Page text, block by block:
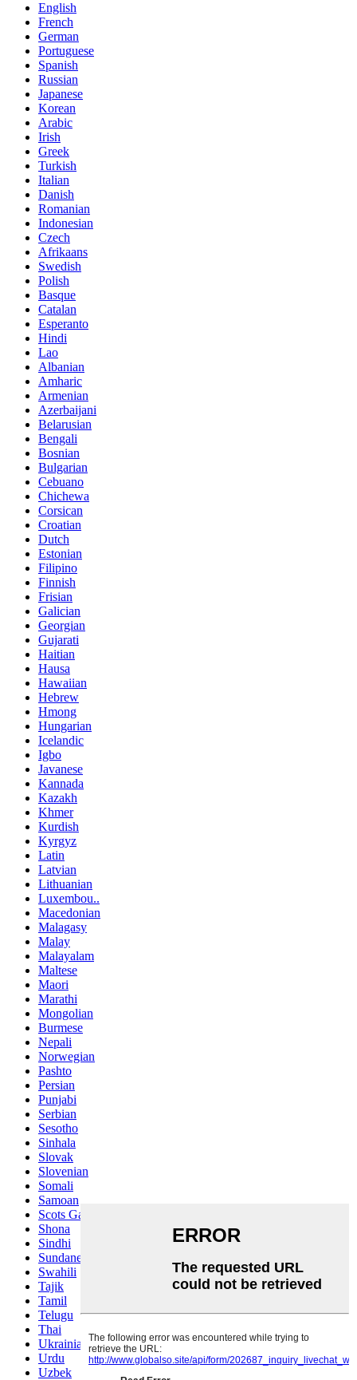
English
French
German
Portuguese
Spanish
Russian
Japanese
Korean
Arabic
Irish
Greek
Turkish
Italian
Danish
Romanian
Indonesian
Czech
Afrikaans
Swedish
Polish
Basque
Catalan
Esperanto
Hindi
Lao
Albanian
Amharic
Armenian
Azerbaijani
Belarusian
Bengali
Bosnian
Bulgarian
Cebuano
Chichewa
Corsican
Croatian
Dutch
Estonian
Filipino
Finnish
Frisian
Galician
Georgian
Gujarati
Haitian
Hausa
Hawaiian
Hebrew
Hmong
Hungarian
Icelandic
Igbo
Javanese
Kannada
Kazakh
Khmer
Kurdish
Kyrgyz
Latin
Latvian
Lithuanian
Luxembou..
Macedonian
Malagasy
Malay
Malayalam
Maltese
Maori
Marathi
Mongolian
Burmese
Nepali
Norwegian
Pashto
Persian
Punjabi
Serbian
Sesotho
Sinhala
Slovak
Slovenian
Somali
Samoan
Scots Gaelic
Shona
Sindhi
Sundanese
Swahili
Tajik
Tamil
Telugu
Thai
Ukrainian
Urdu
Uzbek